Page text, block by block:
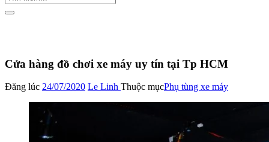
Cửa hàng đồ chơi xe máy uy tín tại Tp HCM
Đăng lúc 24/07/2020 Le Linh Thuộc mụcPhụ tùng xe máy